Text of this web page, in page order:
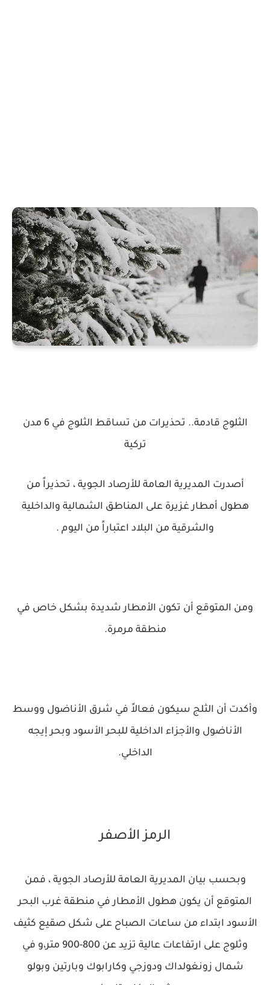
الثلوج قادمة.. تحذيرات من تساقط الثلوج في 6 مدن
تركية
أصدرت المديرية العامة للأرصاد الجوية ، تحذيراً من
هطول أمطار غزيرة على المناطق الشمالية والداخلية
والشرقية من البلاد اعتباراً من اليوم .
ومن المتوقع أن تكون الأمطار شديدة بشكل خاص في
منطقة مرمرة.
وأكدت أن الثلج سيكون فعالاً في شرق الأناضول ووسط
الأناضول والأجزاء الداخلية للبحر الأسود وبحر إيجه
الداخلي.
الرمز الأصفر
وبحسب بيان المديرية العامة للأرصاد الجوية ، فمن
المتوقع أن يكون هطول الأمطار في منطقة غرب البحر
الأسود ابتداء من ساعات الصباح على شكل صقيع كثيف
وثلوج على ارتفاعات عالية تزيد عن 800-900 متر،و في
شمال زونغولداك ودوزجي وكارابوك وبارتين وبولو